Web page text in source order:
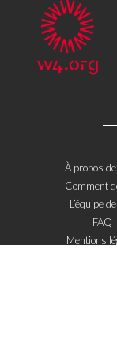
À propos
Comment
L’équipe
FAQ
Mentions